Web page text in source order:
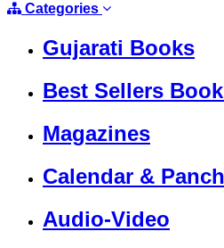
Categories
Gujarati Books
Best Sellers
Magazines
Calendar &
Audio-Video